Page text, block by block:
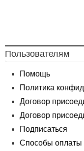
Пользователям
Помощь
Политика
Договор
Договор
Подписаться
Способы оплаты